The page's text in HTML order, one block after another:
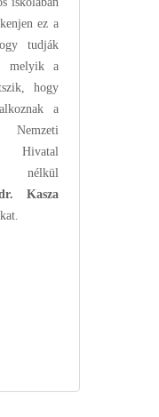
ez a
tudják
melyik a
hogy
a
Hivatal
nélkül
Kasza